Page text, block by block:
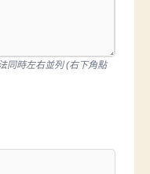
同時左右並列 (右下角點